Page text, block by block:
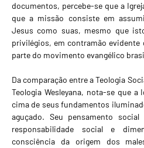
documentos, percebe-se que a
que a missão consiste em
Jesus como suas, mesmo que
privilégios, em contramão
parte do movimento evangélico
Da comparação entre a Teologia
Teologia Wesleyana, nota-se que
cima de seus fundamentos
aguçado. Seu pensamento
responsabilidade social e
consciência da origem dos